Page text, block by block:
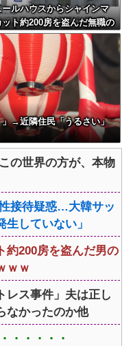
ールハウスからシャインマ
ット約200房を盗んだ無職の
捕 岡山
」→近隣住民「うるさい」
の世界の方が、本物
接待疑惑…大韓サッ
していない」
約200房を盗んだ男の
ｗｗ
レス事件」夫は正し
なかったのか他
・・・・・